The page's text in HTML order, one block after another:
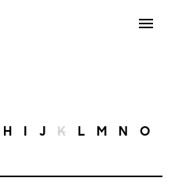
H I J K L M N O